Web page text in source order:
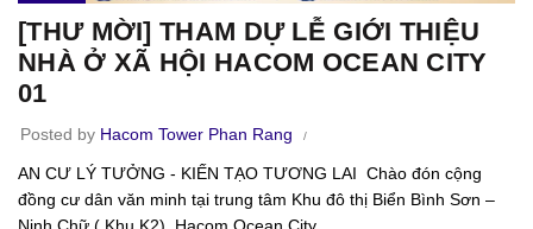
[THƯ MỜI] THAM DỰ LỄ GIỚI THIỆU
NHÀ Ở XÃ HỘI HACOM OCEAN CITY
01
Posted by Hacom Tower Phan Rang
AN CƯ LÝ TƯỞNG - KIẾN TẠO TƯƠNG LAI Chào đón cộng
đồng cư dân văn minh tại trung tâm Khu đô thị Biển Bình Sơn –